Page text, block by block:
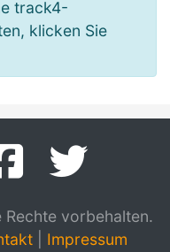
track4-
klicken Sie
vorbehalten.
Impressum